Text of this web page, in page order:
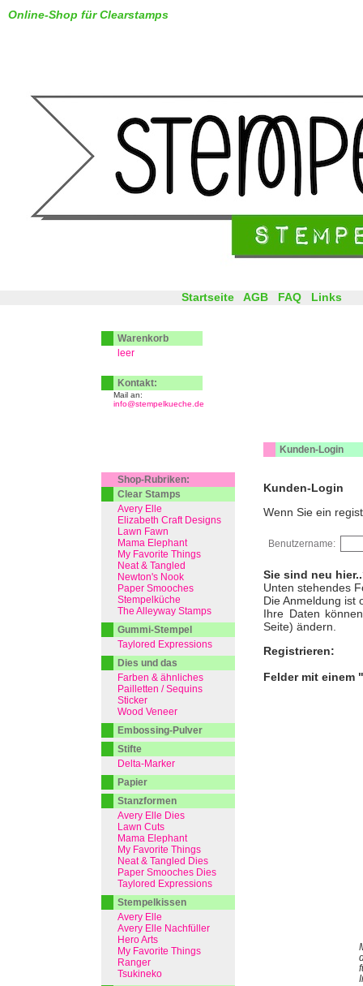
Online-Shop für Clearstamps
Kunden-Login
Kunden-Login
Wenn Sie ein
Benutzername:
Sie sind neu
Unten stehendes
Die Anmeldung ist
Ihre Daten
Seite) ändern.
Registrieren:
Felder mit einem "
Startseite AGB FAQ Links
Warenkorb
leer
Kontakt:
Mail an:
info@stempelkueche.de
Shop-Rubriken:
Clear Stamps
Avery Elle
Elizabeth Craft Designs
Lawn Fawn
Mama Elephant
My Favorite Things
Neat & Tangled
Newton's Nook
Paper Smooches
Stempelküche
The Alleyway Stamps
Gummi-Stempel
Taylored Expressions
Dies und das
Farben & ähnliches
Pailletten / Sequins
Sticker
Wood Veneer
Embossing-Pulver
Stifte
Delta-Marker
Papier
Stanzformen
Avery Elle Dies
Lawn Cuts
Mama Elephant
My Favorite Things
Neat & Tangled Dies
Paper Smooches Dies
Taylored Expressions
Stempelkissen
Avery Elle
Avery Elle Nachfüller
Hero Arts
My Favorite Things
Ranger
Tsukineko